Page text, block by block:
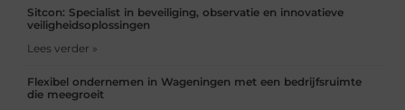
Sitcon: Specialist in beveiliging, observatie en innovatieve
veiligheidsoplossingen
Lees verder »
Flexibel ondernemen in Wageningen met een bedrijfsruimte
die meegroeit